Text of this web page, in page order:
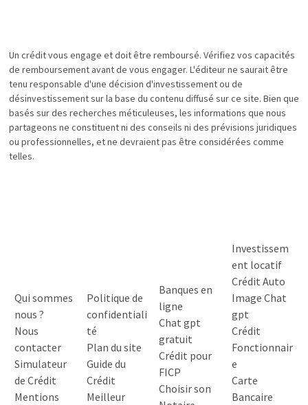
Un crédit vous engage et doit être remboursé. Vérifiez vos capacités
de remboursement avant de vous engager. L'éditeur ne saurait être
tenu responsable d'une décision d'investissement ou de
désinvestissement sur la base du contenu diffusé sur ce site. Bien que
basés sur des recherches méticuleuses, les informations que nous
partageons ne constituent ni des conseils ni des prévisions juridiques
ou professionnelles, et ne devraient pas être considérées comme
telles.
Qui sommes
nous ?
Nous
contacter
Simulateur
de Crédit
Mentions
Politique de
confidentiali
té
Plan du site
Guide du
Crédit
Meilleur
Banques en
ligne
Chat gpt
gratuit
Crédit pour
FICP
Choisir son
Investissem
ent locatif
Crédit Auto
Image Chat
gpt
Crédit
Fonctionnair
e
Carte
Bancaire